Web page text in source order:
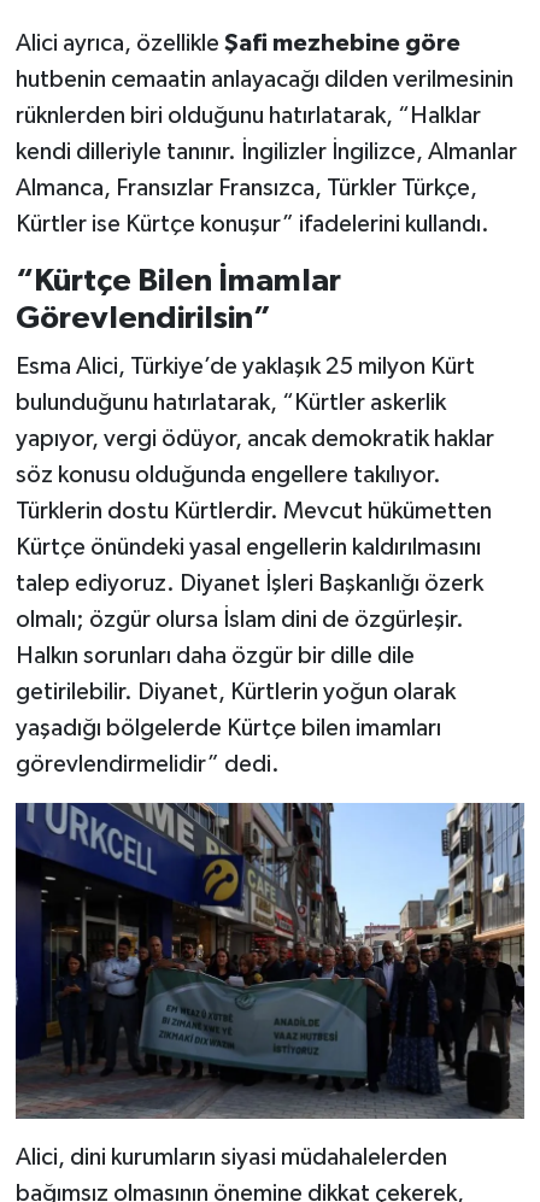
Alici ayrıca, özellikle Şafi mezhebine göre
hutbenin cemaatin anlayacağı dilden verilmesinin
rüknlerden biri olduğunu hatırlatarak, “Halklar
kendi dilleriyle tanınır. İngilizler İngilizce, Almanlar
Almanca, Fransızlar Fransızca, Türkler Türkçe,
Kürtler ise Kürtçe konuşur” ifadelerini kullandı.
“Kürtçe Bilen İmamlar
Görevlendirilsin”
Esma Alici, Türkiye’de yaklaşık 25 milyon Kürt
bulunduğunu hatırlatarak, “Kürtler askerlik
yapıyor, vergi ödüyor, ancak demokratik haklar
söz konusu olduğunda engellere takılıyor.
Türklerin dostu Kürtlerdir. Mevcut hükümetten
Kürtçe önündeki yasal engellerin kaldırılmasını
talep ediyoruz. Diyanet İşleri Başkanlığı özerk
olmalı; özgür olursa İslam dini de özgürleşir.
Halkın sorunları daha özgür bir dille dile
getirilebilir. Diyanet, Kürtlerin yoğun olarak
yaşadığı bölgelerde Kürtçe bilen imamları
görevlendirmelidir” dedi.
Alici, dini kurumların siyasi müdahalelerden
bağımsız olmasının önemine dikkat çekerek,